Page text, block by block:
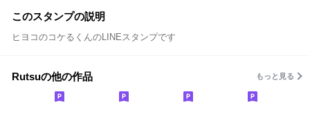
このスタンプの説明
ヒヨコのコケるくんのLINEスタンプです
Rutsuの他の作品 もっと見る